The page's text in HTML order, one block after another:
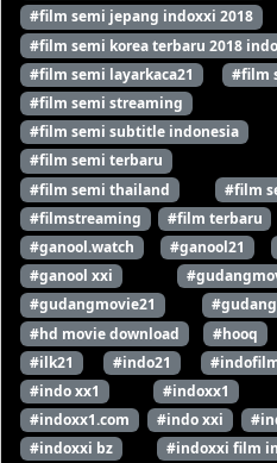
#film semi jepang indoxxi 2018
#film semi korea terbaru 2018
#film semi layarkaca21
#film
#film semi streaming
#film semi subtitle indonesia
#film semi terbaru
#film semi thailand
#film
#filmstreaming
#film terbaru
#ganool.watch
#ganool21
#ganool xxi
#gudangmovie21
#hd movie download
#hooq
#ilk21
#indo21
#indo xx1
#indoxx1
#indoxx1.com
#indo xxi
#indoxxi bz
#indoxxi film